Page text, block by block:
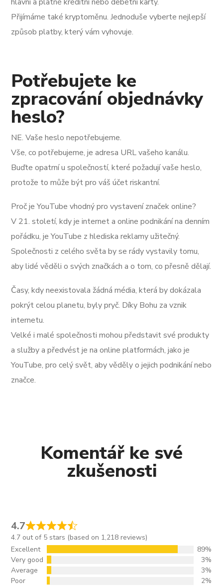
Přijímáme také kryptoměnu. Jednoduše vyberte nejlepší
způsob platby, který vám vyhovuje.
Potřebujete ke
zpracování objednávky
heslo?
NE. Vaše heslo nepotřebujeme.
Vše, co potřebujeme, je adresa URL vašeho kanálu.
Buďte opatrní u společností, které požadují vaše heslo,
protože to může být pro váš účet riskantní.
Proč je YouTube vhodný pro vystavení značek online?
V 21. století, kdy je internet a online podnikání na denním
pořádku, je YouTube z hlediska reklamy užitečný.
Společnosti z celého světa by se rády vystavily tomu,
aby lidé věděli o svých značkách a o tom, co přesně dělají.
Časy, kdy neexistovala žádná média, která by dokázala
pokrýt celou planetu, byly pryč. Díky Bohu za vznik
internetu.
Velké i malé společnosti mohou představit své produkty
a služby a předvést je na online platformách, jako je
YouTube, pro celý svět, aby věděly o jejich podnikání nebo
značce.
Komentář ke své
zkušenosti
4.7
4.7 out of 5 stars (based on 1,218 reviews)
Excellent
89%
Very good
3%
Average
3%
Poor
2%